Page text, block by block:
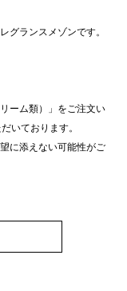
グランスメゾンです。
ーム類）」をご注文い
いております。
に添えない可能性がご